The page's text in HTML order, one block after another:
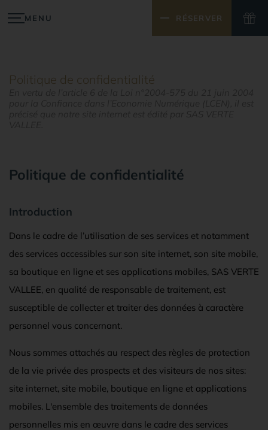
MENU
RÉSERVER
Politique de confidentialité
Politique de confidentialité
Introduction
Dans le cadre de l’utilisation de ses services et notamment
des services accessibles sur son site internet, son site mobile,
sa boutique en ligne et ses applications mobiles, SAS VERTE
VALLEE, en qualité de responsable de traitement, est
susceptible de collecter et traiter des données à caractère
personnel vous concernant.
Nous sommes attachés au respect des règles de protection
de la vie privée des prospects et des visiteurs de nos sites:
site internet, site mobile, boutique en ligne et applications
mobiles. L'ensemble des traitements de données
personnelles mis en œuvre dans le cadre des services